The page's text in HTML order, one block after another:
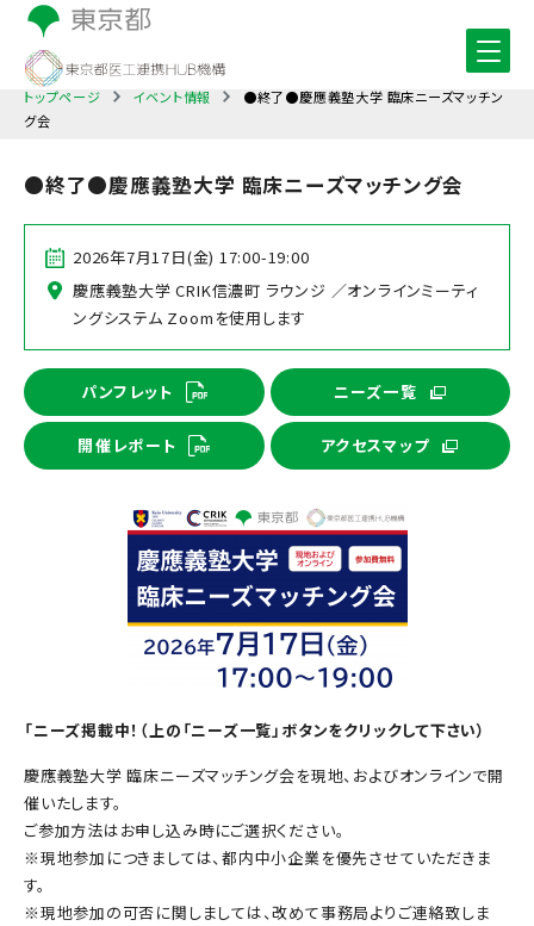
トップページ イベント情報
●終了●慶應義塾大学 臨床ニーズマッチン
グ会
●終了●慶應義塾大学 臨床ニーズマッチング会
2026年7月17日(金) 17:00-19:00
慶應義塾大学 CRIK信濃町 ラウンジ ／オンラインミーティ
ングシステム Zoomを使用します
パンフレット ニーズ一覧
開催レポート アクセスマップ
「ニーズ掲載中！（上の「ニーズ一覧」ボタンをクリックして下さい）
慶應義塾大学 臨床ニーズマッチング会を現地、およびオンラインで開
催いたします。
ご参加方法はお申し込み時にご選択ください。
※現地参加につきましては、都内中小企業を優先させていただきま
す。
※現地参加の可否に関しましては、改めて事務局よりご連絡致しま